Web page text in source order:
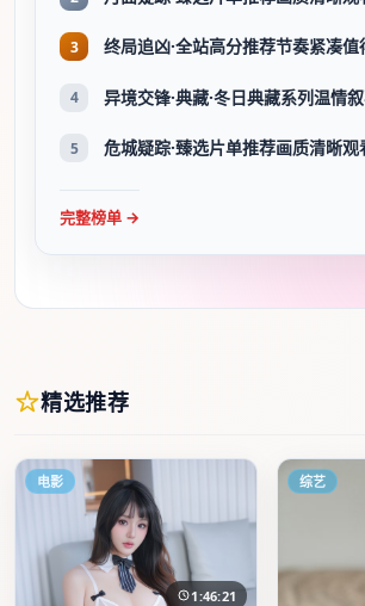
3 终局追凶·全站高分推荐节奏紧凑值
4
5 危城疑踪·臻选片单推荐画质清晰观
完整榜单 →
精选推荐
电影
1:46:21
综艺